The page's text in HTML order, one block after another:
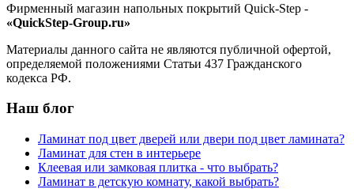
Фирменный магазин напольных покрытий Quick-Step -
«QuickStep-Group.ru»
Материалы данного сайта не являются публичной офертой,
определяемой положениями Статьи 437 Гражданского
кодекса РФ.
Наш блог
Ламинат под цвет дверей или двери под цвет ламината?
Ламинат для стен в интерьере
Клеевая или замковая плитка - что выбрать?
Ламинат в детскую комнату, какой выбрать?